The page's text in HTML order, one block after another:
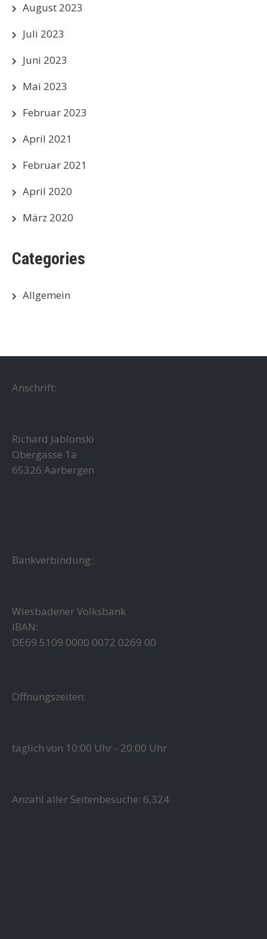
August 2023
Juli 2023
Juni 2023
Mai 2023
Februar 2023
April 2021
Februar 2021
April 2020
März 2020
Categories
Allgemein
Anschrift:
Richard Jablonski
Obergasse 1a
65326 Aarbergen
Bankverbindung:
Wiesbadener Volksbank
IBAN:
DE69 5109 0000 0072 0269 00
Öffnungszeiten:
täglich von 10:00 Uhr - 20:00 Uhr
Anzahl aller Seitenbesuche: 6,324